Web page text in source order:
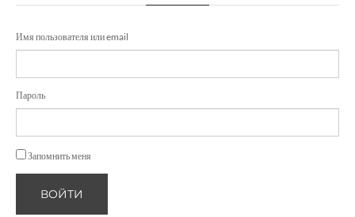
Имя пользователя или email
Пароль
Запомнить меня
ВОЙТИ